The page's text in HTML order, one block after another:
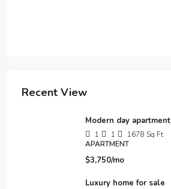
Recent View
Modern day apartment
1 1 1678 Sq Ft
APARTMENT
$3,750/mo
Luxury home for sale